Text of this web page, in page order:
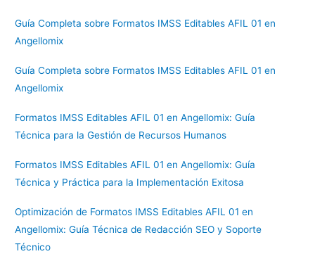
Guía Completa sobre Formatos IMSS Editables AFIL 01 en
Angellomix
Guía Completa sobre Formatos IMSS Editables AFIL 01 en
Angellomix
Formatos IMSS Editables AFIL 01 en Angellomix: Guía
Técnica para la Gestión de Recursos Humanos
Formatos IMSS Editables AFIL 01 en Angellomix: Guía
Técnica y Práctica para la Implementación Exitosa
Optimización de Formatos IMSS Editables AFIL 01 en
Angellomix: Guía Técnica de Redacción SEO y Soporte
Técnico